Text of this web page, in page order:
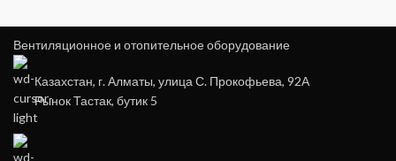
Вентиляционное и отопительное оборудование
Казахстан, г. Алматы, улица С. Прокофьева, 92А
Рынок Тастак, бутик 5